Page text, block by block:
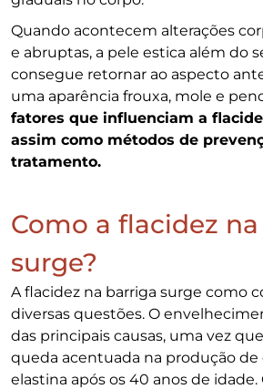
Quando acontecem alterações
e abruptas, a pele estica além do
consegue retornar ao aspecto
uma aparência frouxa, mole e
fatores que influenciam a
assim como métodos de
tratamento.
Como a flacidez
surge?
A flacidez na barriga surge como
diversas questões. O
das principais causas, uma vez
queda acentuada na produção de
elastina após os 40 anos de